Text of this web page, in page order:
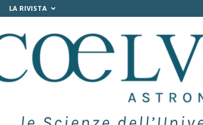
LA RIVISTA